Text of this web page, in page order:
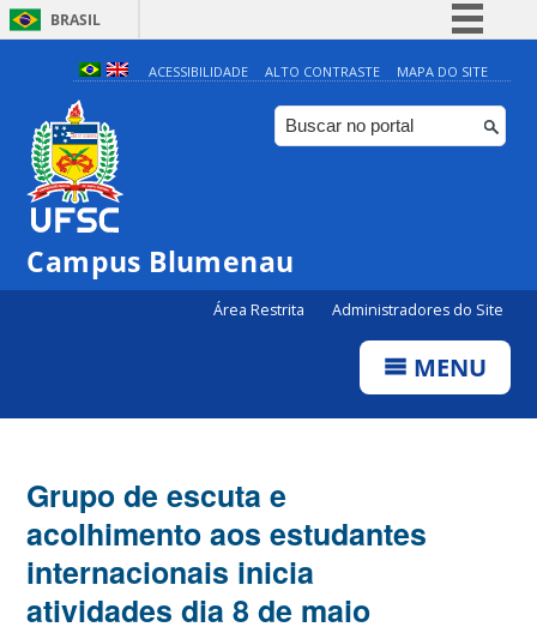
BRASIL
Simplifique!
Comunica BR
Participe
ACESSIBILIDADE ALTO CONTRASTE MAPA DO SITE
Campus Blumenau
Área Restrita Administradores do Site
MENU
Grupo de escuta e
acolhimento aos estudantes
internacionais inicia
atividades dia 8 de maio